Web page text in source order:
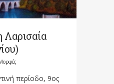
περίοδο, 9ος